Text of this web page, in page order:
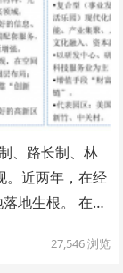
、路长制、林
。近两年，在经
落地生根。 在…
27,546浏览